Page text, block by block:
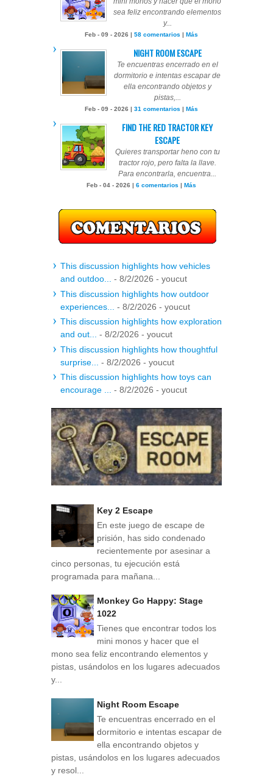
sea feliz encontrando elementos
y...
Feb - 09 - 2026 | 58 comentarios | Más
NIGHT ROOM ESCAPE
Te encuentras encerrado en el
dormitorio e intentas escapar de
ella encontrando objetos y
pistas,...
Feb - 09 - 2026 | 31 comentarios | Más
FIND THE RED TRACTOR KEY
ESCAPE
Quieres transportar heno con tu
tractor rojo, pero falta la llave.
Para encontrarla, encuentra...
Feb - 04 - 2026 | 6 comentarios | Más
This discussion highlights how vehicles
and outdoo... - 8/2/2026 - youcut
This discussion highlights how outdoor
experiences...
- 8/2/2026 - youcut
This discussion highlights how exploration
and out... - 8/2/2026 - youcut
This discussion highlights how thoughtful
surprise...
- 8/2/2026 - youcut
This discussion highlights how toys can
encourage ... - 8/2/2026 - youcut
Key 2 Escape
En este juego de escape de
prisión, has sido condenado
recientemente por asesinar a
cinco personas, tu ejecución está
programada para mañana...
Monkey Go Happy: Stage
1022
Tienes que encontrar todos los
mini monos y hacer que el
mono sea feliz encontrando elementos y
pistas, usándolos en los lugares adecuados
y...
Night Room Escape
Te encuentras encerrado en el
dormitorio e intentas escapar de
ella encontrando objetos y
pistas, usándolos en los lugares adecuados
y resol...